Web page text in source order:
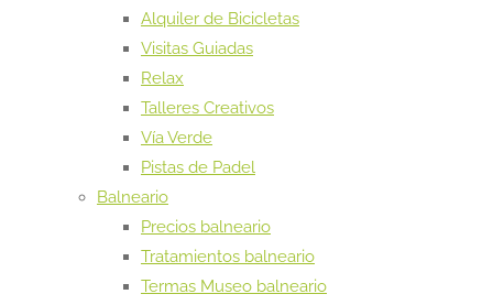
Alquiler de Bicicletas
Visitas Guiadas
Relax
Talleres Creativos
Vía Verde
Pistas de Padel
Balneario
Precios balneario
Tratamientos balneario
Termas Museo balneario